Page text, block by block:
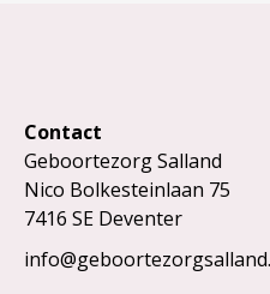
Contact
Geboortezorg Salland
Nico Bolkesteinlaan 75
7416 SE Deventer